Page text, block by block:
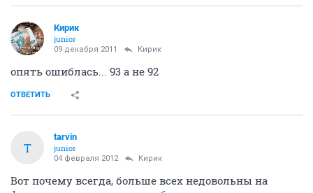
Кирик
junior
09 декабря 2011 Кирик
опять ошиблась... 93 а не 92
ОТВЕТИТЬ
T
tarvin
junior
04 февраля 2012 Кирик
Вот почему всегда, больше всех недовольны на